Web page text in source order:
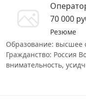
70 000
Резюме
Образование: высшее
Гражданство: Россия
внимательность,